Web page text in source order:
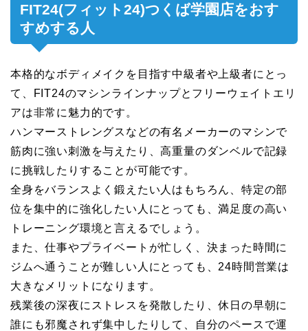
FIT24(フィット24)つくば学園店をおす
すめする人
本格的なボディメイクを目指す中級者や上級者にとっ
て、FIT24のマシンラインナップとフリーウェイトエリ
アは非常に魅力的です。
ハンマーストレングスなどの有名メーカーのマシンで
筋肉に強い刺激を与えたり、高重量のダンベルで記録
に挑戦したりすることが可能です。
全身をバランスよく鍛えたい人はもちろん、特定の部
位を集中的に強化したい人にとっても、満足度の高い
トレーニング環境と言えるでしょう。
また、仕事やプライベートが忙しく、決まった時間に
ジムへ通うことが難しい人にとっても、24時間営業は
大きなメリットになります。
残業後の深夜にストレスを発散したり、休日の早朝に
誰にも邪魔されず集中したりして、自分のペースで運